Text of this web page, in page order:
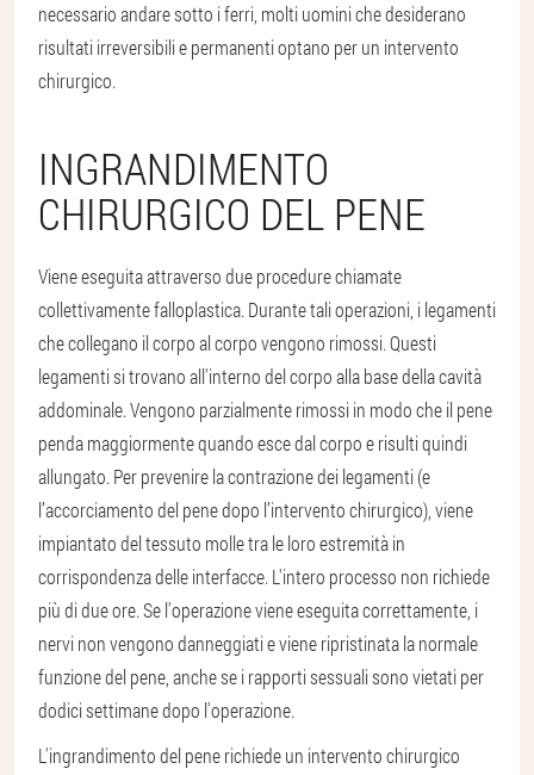
necessario andare sotto i ferri, molti uomini che desiderano
risultati irreversibili e permanenti optano per un intervento
chirurgico.
INGRANDIMENTO
CHIRURGICO DEL PENE
Viene eseguita attraverso due procedure chiamate
collettivamente falloplastica. Durante tali operazioni, i legamenti
che collegano il corpo al corpo vengono rimossi. Questi
legamenti si trovano all'interno del corpo alla base della cavità
addominale. Vengono parzialmente rimossi in modo che il pene
penda maggiormente quando esce dal corpo e risulti quindi
allungato. Per prevenire la contrazione dei legamenti (e
l’accorciamento del pene dopo l’intervento chirurgico), viene
impiantato del tessuto molle tra le loro estremità in
corrispondenza delle interfacce. L'intero processo non richiede
più di due ore. Se l'operazione viene eseguita correttamente, i
nervi non vengono danneggiati e viene ripristinata la normale
funzione del pene, anche se i rapporti sessuali sono vietati per
dodici settimane dopo l'operazione.
L'ingrandimento del pene richiede un intervento chirurgico